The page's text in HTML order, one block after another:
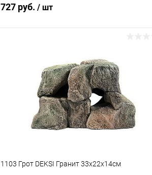
727 руб. / шт
Купить в 1 клик Сравнение
В избранное В наличии
1103 Грот DEKSI Гранит 33х22х14см